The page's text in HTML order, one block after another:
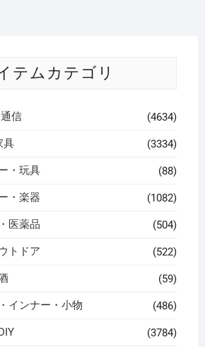
テムカテゴリ
信 (4634)
具 (3334)
・玩具 (88)
・楽器 (1082)
医薬品 (504)
トドア (522)
(59)
インナー・小物 (486)
(3784)